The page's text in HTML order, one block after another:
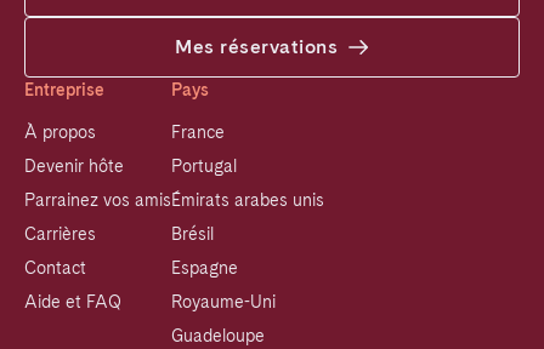
Mes réservations
Entreprise
À propos
Devenir hôte
Parrainez vos amis
Carrières
Contact
Aide et FAQ
Pays
France
Portugal
Émirats arabes unis
Brésil
Espagne
Royaume-Uni
Guadeloupe